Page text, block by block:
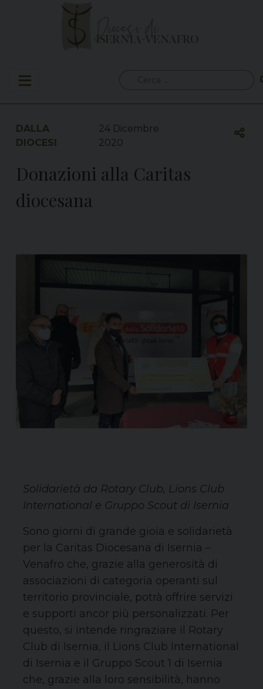
per:
DALLA
DIOCESI
24 Dicembre
2020
Donazioni alla Caritas
diocesana
Solidarietà da Rotary Club, Lions Club
International e Gruppo Scout di Isernia
Sono giorni di grande gioia e solidarietà
per la Caritas Diocesana di Isernia –
Venafro che, grazie alla generosità di
associazioni di categoria operanti sul
territorio provinciale, potrà offrire servizi
e supporti ancor più personalizzati. Per
questo, si intende ringraziare il Rotary
Club di Isernia, il Lions Club International
di Isernia e il Gruppo Scout 1 di Isernia
che, grazie alla loro sensibilità, hanno